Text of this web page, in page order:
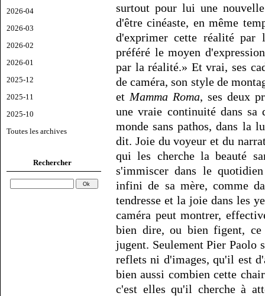
2026-04
2026-03
2026-02
2026-01
2025-12
2025-11
2025-10
Toutes les archives
Rechercher
surtout pour lui une
d'être cinéaste, en même
d'exprimer cette réalité par
préféré le moyen
par la réalité.» Et vrai, ses
de caméra, son style de
et Mamma Roma, ses deux
une vraie continuité dans sa
monde sans pathos, dans la
dit. Joie du voyeur et du
qui les cherche la beauté
s'immiscer dans le
infini de sa mère, comme
tendresse et la joie dans les
caméra peut montrer,
bien dire, ou bien figent, ce
jugent. Seulement Pier Paolo
reflets ni d'images, qu'il est
bien aussi combien cette
c'est elles qu'il cherche à